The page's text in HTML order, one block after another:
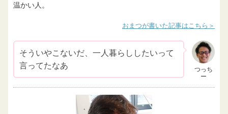
温かい人。
おまつが書いた記事はこちら
つっち
ー
そういやこないだ、一人暮らししたいって
言ってたなあ